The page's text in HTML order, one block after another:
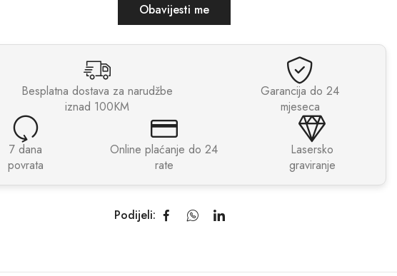
Obavijesti me
Besplatna dostava za narudžbe
iznad 100KM
Garancija do 24
mjeseca
7 dana
povrata
Online plaćanje do 24
rate
Lasersko
graviranje
Podijeli: